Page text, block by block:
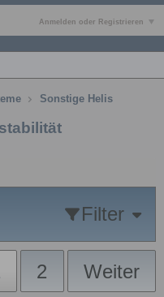
Anmelden oder Registrieren
Sonstige Helis
Filter
2 Weiter